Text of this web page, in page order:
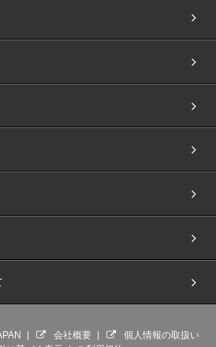
会社概要
個人情報の取扱い